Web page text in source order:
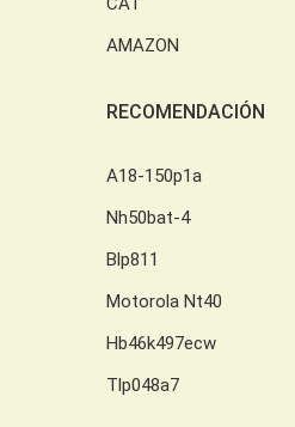
AMAZON
RECOMENDACIÓN
A18-150p1a
Nh50bat-4
Blp811
Motorola Nt40
Hb46k497ecw
Tlp048a7